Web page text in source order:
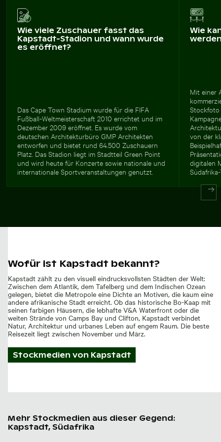
Wie viele Zuschauer fasst das
Kapstadt-Stadion und wann wurde
es eröffnet?
Das Cape Town Stadium wurde für die FIFA
Fußball-Weltmeisterschaft 2010 errichtet und im
Dezember 2009 eröffnet. Es wurde vom
deutschen Architekturbüro GMP Architekten
entworfen und bietet rund 64.500 Zuschauern
Platz. Das Stadion liegt im Stadtteil Green Point
und wird heute für Konzerte sowie nationale und
internationale Sportveranstaltungen genutzt.
Wie
Mit einer
Stockfoto
von der
digitalen
Wofür ist Kapstadt bekannt?
Kapstadt zählt zu den visuell eindrucksvollsten Städten der Welt:
Zwischen dem Atlantik, dem Tafelberg und dem Indischen Ozean
gelegen, bietet die Metropole eine Dichte an Motiven, die kaum eine
andere afrikanische Stadt erreicht. Ob das historische Bo-Kaap mit
seinen farbigen Häusern, die lebhafte V&A Waterfront oder die
weiten Strände von Camps Bay und Clifton, Kapstadt verbindet
Natur, Architektur und urbanes Leben auf engem Raum. Die beste
Reisezeit liegt zwischen November und März.
Stockmedien von Kapstadt
Mehr Stockmedien aus dieser Gegend:
Kapstadt, Südafrika